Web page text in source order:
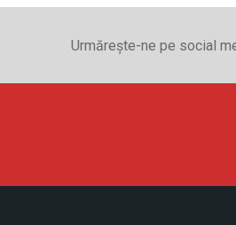
Urmărește-ne pe social